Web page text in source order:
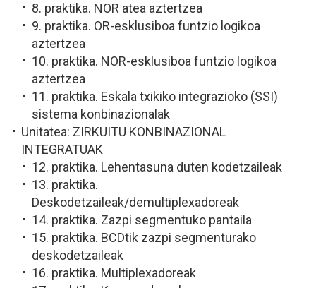
8. praktika. NOR atea aztertzea
9. praktika. OR-esklusiboa funtzio logikoa
aztertzea
10. praktika. NOR-esklusiboa funtzio logikoa
aztertzea
11. praktika. Eskala txikiko integrazioko (SSI)
sistema konbinazionalak
Unitatea: ZIRKUITU KONBINAZIONAL
INTEGRATUAK
12. praktika. Lehentasuna duten kodetzaileak
13. praktika.
Deskodetzaileak/demultiplexadoreak
14. praktika. Zazpi segmentuko pantaila
15. praktika. BCDtik zazpi segmenturako
deskodetzaileak
16. praktika. Multiplexadoreak